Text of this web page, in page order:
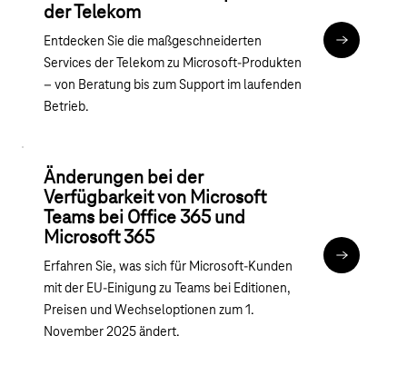
der Telekom
Entdecken Sie die maßgeschneiderten
Services der Telekom zu Microsoft-Produkten
– von Beratung bis zum Support im laufenden
Betrieb.
Preise
Änderungen bei der
Verfügbarkeit von Microsoft
Teams bei Office 365 und
Microsoft 365
Erfahren Sie, was sich für Microsoft-Kunden
mit der EU-Einigung zu Teams bei Editionen,
Preisen und Wechseloptionen zum 1.
November 2025 ändert.
Zu den